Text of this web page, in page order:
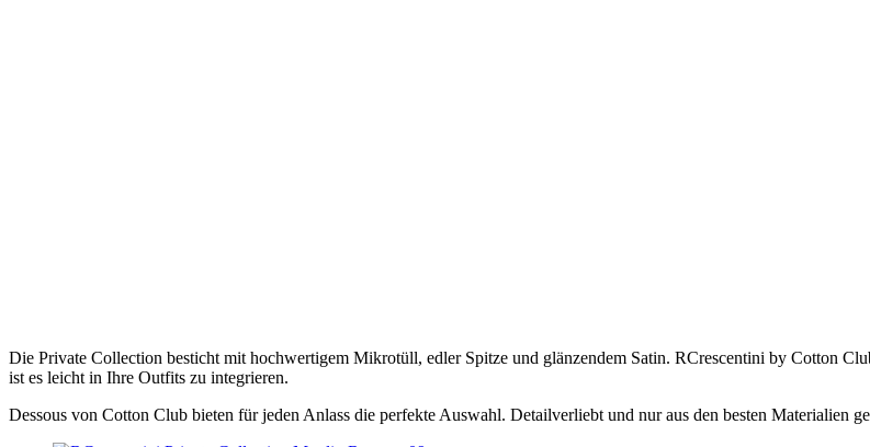
Die Private Collection besticht mit hochwertigem Mikrotüll, edler Spitze und glänzendem Satin. RCrescentini by Cotton
ist es leicht in Ihre Outfits zu integrieren.
Dessous von Cotton Club bieten für jeden Anlass die perfekte Auswahl. Detailverliebt und nur aus den besten Materialien